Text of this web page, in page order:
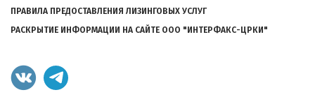
ПРАВИЛА ПРЕДОСТАВЛЕНИЯ ЛИЗИНГОВЫХ УСЛУГ
РАСКРЫТИЕ ИНФОРМАЦИИ НА САЙТЕ ООО "ИНТЕРФАКС-ЦРКИ"